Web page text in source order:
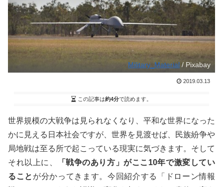
Military_Material / Pixabay
2019.03.13
この記事は約4分で読めます。
世界規模の大戦争は見られなくなり、平和な世界になった
かに見える日本社会ですが、世界を見渡せば、民族紛争や
局地戦は至る所で起こっている現実に気づきます。そして
それ以上に、
「戦争のあり方」がここ10年で激変してい
ること が分かってきます。今回紹介する「ドローン情報